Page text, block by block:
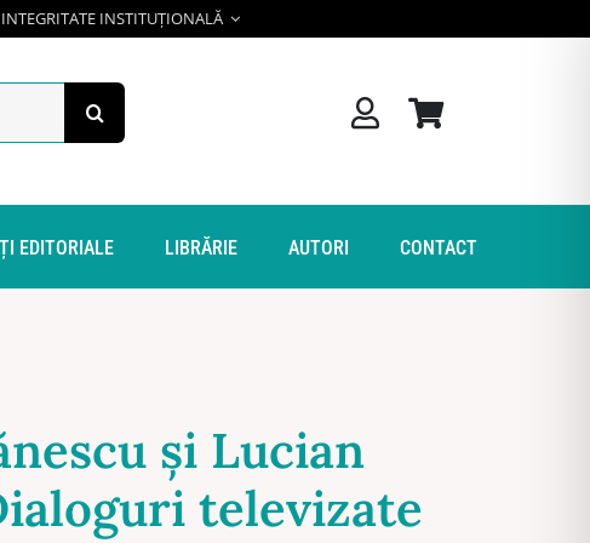
INTEGRITATE INSTITUȚIONALĂ
EDITORIALE LIBRĂRIE AUTORI CONTACT
şi Lucian
televizate